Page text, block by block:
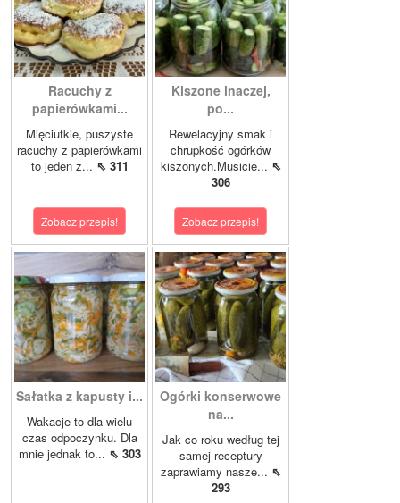
Racuchy z
papierówkami...
Mięciutkie, puszyste
racuchy z papierówkami
to jeden z... ⇖ 311
Zobacz przepis!
Kiszone inaczej,
po...
Rewelacyjny smak i
chrupkość ogórków
kiszonych.Musicie... ⇖
306
Zobacz przepis!
Sałatka z kapusty i...
Wakacje to dla wielu
czas odpoczynku. Dla
mnie jednak to... ⇖ 303
Ogórki konserwowe
na...
Jak co roku według tej
samej receptury
zaprawiamy nasze... ⇖
293